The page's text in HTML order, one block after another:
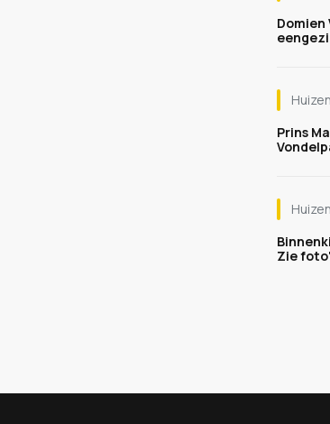
Domien
Huizen
Prins
Huizen
Zie